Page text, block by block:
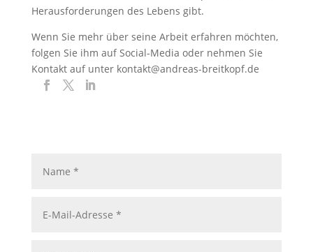
Herausforderungen des Lebens gibt.
Wenn Sie mehr über seine Arbeit erfahren möchten,
folgen Sie ihm auf Social-Media oder nehmen Sie
Kontakt auf unter kontakt@andreas-breitkopf.de